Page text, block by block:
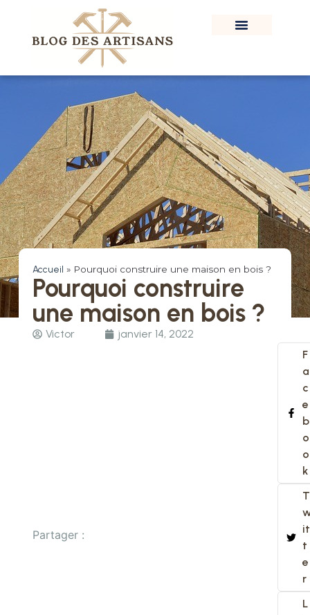
Accueil » Pourquoi construire une maison en bois ?
Pourquoi construire
une maison en bois ?
Victor janvier 14, 2022
Partager :
F
a
c
e
b
o
o
k
T
it
t
e
r
L